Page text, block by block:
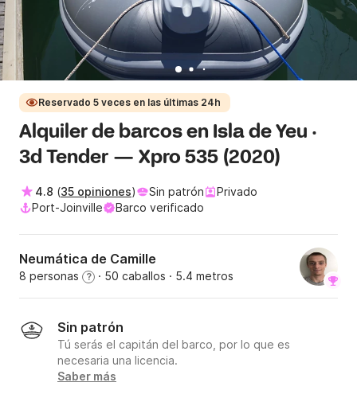
Reservado 5 veces en las últimas 24h
Alquiler de barcos en Isla de Yeu ·
3d Tender — Xpro 535 (2020)
4.8 (35 opiniones) Sin patrón
Privado
Port-Joinville
Barco verificado
Neumática de Camille
8 personas ? · 50 caballos · 5.4 metros
Sin patrón
Tú serás el capitán del barco, por lo que es
necesaria una licencia.
Saber más